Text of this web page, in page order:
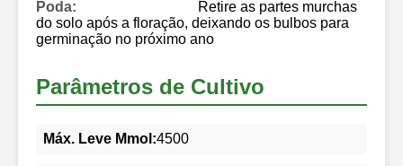
Poda:
Retire as partes murchas
do solo após a floração, deixando os bulbos para
germinação no próximo ano
Parâmetros de Cultivo
Máx. Leve Mmol:4500